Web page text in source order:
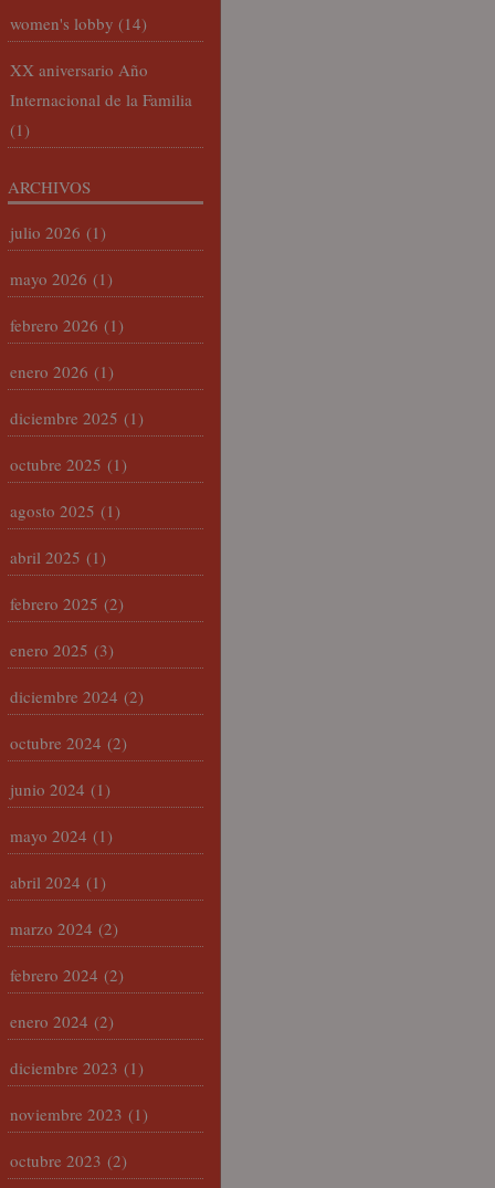
women's lobby (14)
XX aniversario Año
Internacional de la Familia
(1)
ARCHIVOS
julio 2026 (1)
mayo 2026 (1)
febrero 2026 (1)
enero 2026 (1)
diciembre 2025 (1)
octubre 2025 (1)
agosto 2025 (1)
abril 2025 (1)
febrero 2025 (2)
enero 2025 (3)
diciembre 2024 (2)
octubre 2024 (2)
junio 2024 (1)
mayo 2024 (1)
abril 2024 (1)
marzo 2024 (2)
febrero 2024 (2)
enero 2024 (2)
diciembre 2023 (1)
noviembre 2023 (1)
octubre 2023 (2)